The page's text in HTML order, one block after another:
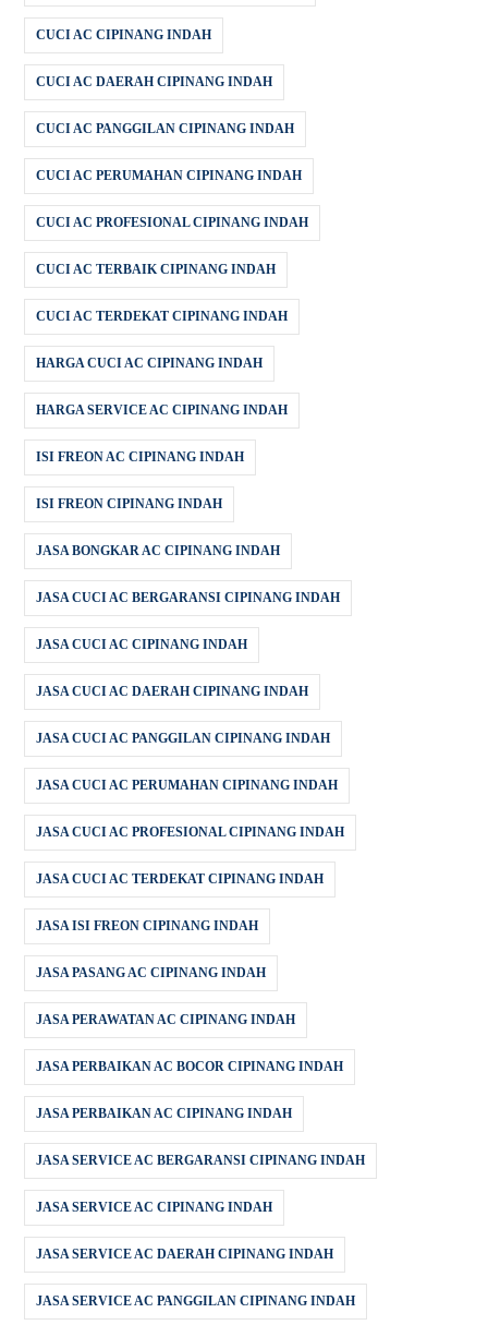
CUCI AC CIPINANG INDAH
CUCI AC DAERAH CIPINANG INDAH
CUCI AC PANGGILAN CIPINANG INDAH
CUCI AC PERUMAHAN CIPINANG INDAH
CUCI AC PROFESIONAL CIPINANG INDAH
CUCI AC TERBAIK CIPINANG INDAH
CUCI AC TERDEKAT CIPINANG INDAH
HARGA CUCI AC CIPINANG INDAH
HARGA SERVICE AC CIPINANG INDAH
ISI FREON AC CIPINANG INDAH
ISI FREON CIPINANG INDAH
JASA BONGKAR AC CIPINANG INDAH
JASA CUCI AC BERGARANSI CIPINANG INDAH
JASA CUCI AC CIPINANG INDAH
JASA CUCI AC DAERAH CIPINANG INDAH
JASA CUCI AC PANGGILAN CIPINANG INDAH
JASA CUCI AC PERUMAHAN CIPINANG INDAH
JASA CUCI AC PROFESIONAL CIPINANG INDAH
JASA CUCI AC TERDEKAT CIPINANG INDAH
JASA ISI FREON CIPINANG INDAH
JASA PASANG AC CIPINANG INDAH
JASA PERAWATAN AC CIPINANG INDAH
JASA PERBAIKAN AC BOCOR CIPINANG INDAH
JASA PERBAIKAN AC CIPINANG INDAH
JASA SERVICE AC BERGARANSI CIPINANG INDAH
JASA SERVICE AC CIPINANG INDAH
JASA SERVICE AC DAERAH CIPINANG INDAH
JASA SERVICE AC PANGGILAN CIPINANG INDAH